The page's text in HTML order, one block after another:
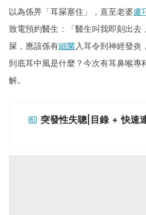
以為係畀「耳屎塞住」，直至老婆盧
致電預約醫生：「醫生叫我即刻出去
屎，應該係有細菌入耳令到神經發炎
到底耳中風是什麼？今次有耳鼻喉專
解。
突發性失聰|目錄 + 快速